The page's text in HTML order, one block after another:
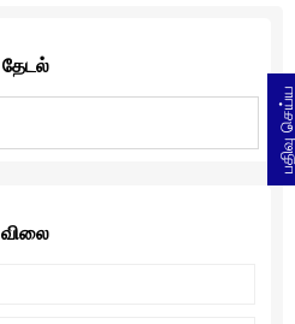
தேடல்
விலை